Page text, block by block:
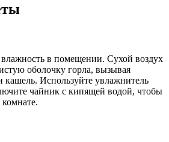
в помещении. Сухой воздух
оболочку горла, вызывая
кашель. Используйте увлажнитель
чайник с кипящей водой, чтобы